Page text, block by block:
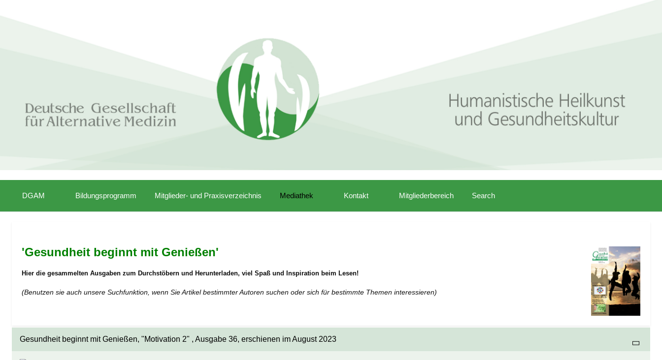
DGAM Bildungsprogramm Mitglieder- und Praxisverzeichnis Mediathek Kontakt Mitgliederbereich Search
'Gesundheit beginnt mit Genießen'
Hier die gesammelten Ausgaben zum Durchstöbern und Herunterladen, viel Spaß und Inspiration beim Lesen!
(Benutzen sie auch unsere Suchfunktion, wenn Sie Artikel bestimmter Autoren suchen oder sich für bestimmte Themen interessieren)
Gesundheit beginnt mit Genießen, "Motivation 2" , Ausgabe 36, erschienen im August 2023